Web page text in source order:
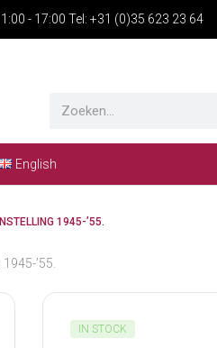
- 17:00 Tel: +31 (0)35 623 23 64
English
1945-’55.
’55.
IN STOCK